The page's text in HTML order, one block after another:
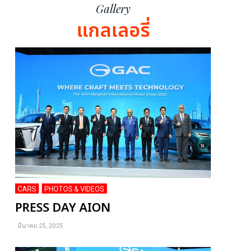
Gallery
แกลเลอรี่
CARS PHOTOS & VIDEOS
PRESS DAY AION
มีนาคม 25, 2025